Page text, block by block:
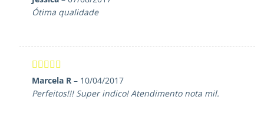
de 5
Ótima qualidade
Avaliação
de 5
Marcela R– 10/04/2017
Perfeitos!!! Super indico! Atendimento nota mil.